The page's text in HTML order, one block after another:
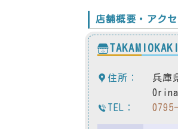
店舗概要・アク
住所：
兵庫
TEL：